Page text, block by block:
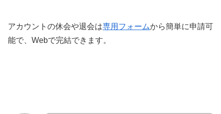
アカウントの休会や退会は専用フォームから簡単に申請可
能で、Webで完結できます。